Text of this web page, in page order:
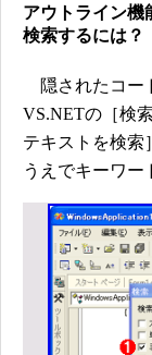
アウトライン機
検索するには？
隠されたコー
VS.NETの［検
テキストを検索
うえでキーワー